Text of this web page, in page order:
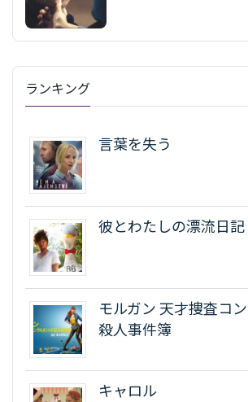
ランキング
言葉を失う
彼とわたしの漂流日記
モルガン 天才捜査コ
殺人事件簿
キャロル